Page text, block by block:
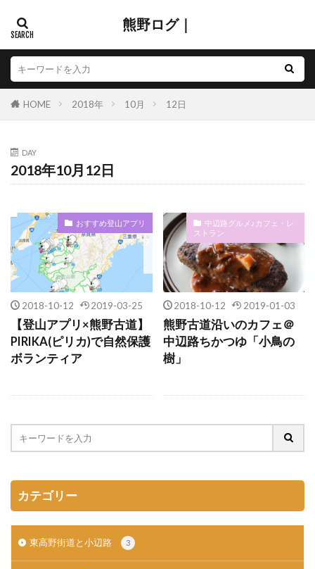
熊野ログ｜
HOME 2018年 10月 12日
DAY
2018年10月12日
おすすめ登山アプリ
2018-10-12 2019-03-25
【登山アプリ×熊野古道】
PIRIKA(ピリカ)で自然保護
ボランティア
中辺路グルメ♪カフェ・レ
ストラン
2018-10-12 2019-01-03
熊野古道沿いのカフェ＠
中辺路ちかつゆ「小鳥の
樹」
カテゴリー
東高野街道と小辺路 3